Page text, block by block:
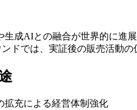
生成AIとの融合が世界的に進
ドでは、実証後の販売活動
拡充による経営体制強化